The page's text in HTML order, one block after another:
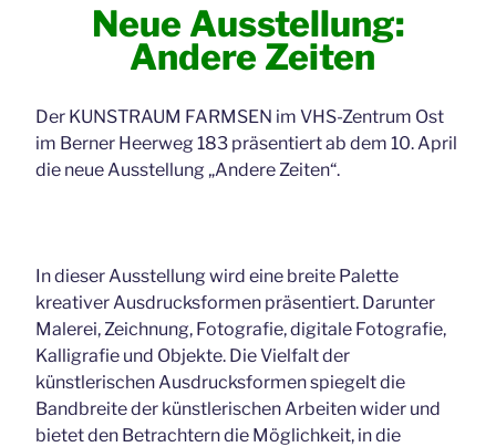
Neue Ausstellung:
Andere Zeiten
Der KUNSTRAUM FARMSEN im VHS-Zentrum Ost
im Berner Heerweg 183 präsentiert ab dem 10. April
die neue Ausstellung „Andere Zeiten“.
In dieser Ausstellung wird eine breite Palette
kreativer Ausdrucksformen präsentiert. Darunter
Malerei, Zeichnung, Fotografie, digitale Fotografie,
Kalligrafie und Objekte. Die Vielfalt der
künstlerischen Ausdrucksformen spiegelt die
Bandbreite der künstlerischen Arbeiten wider und
bietet den Betrachtern die Möglichkeit, in die